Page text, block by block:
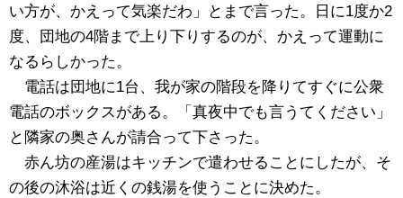
い方が、かえって気楽だわ」とまで言った。日に1度か2
度、団地の4階まで上り下りするのが、かえって運動に
なるらしかった。
電話は団地に1台、我が家の階段を降りてすぐに公衆
電話のボックスがある。「真夜中でも言うてください」
と隣家の奥さんが請合って下さった。
赤ん坊の産湯はキッチンで遣わせることにしたが、そ
の後の沐浴は近くの銭湯を使うことに決めた。